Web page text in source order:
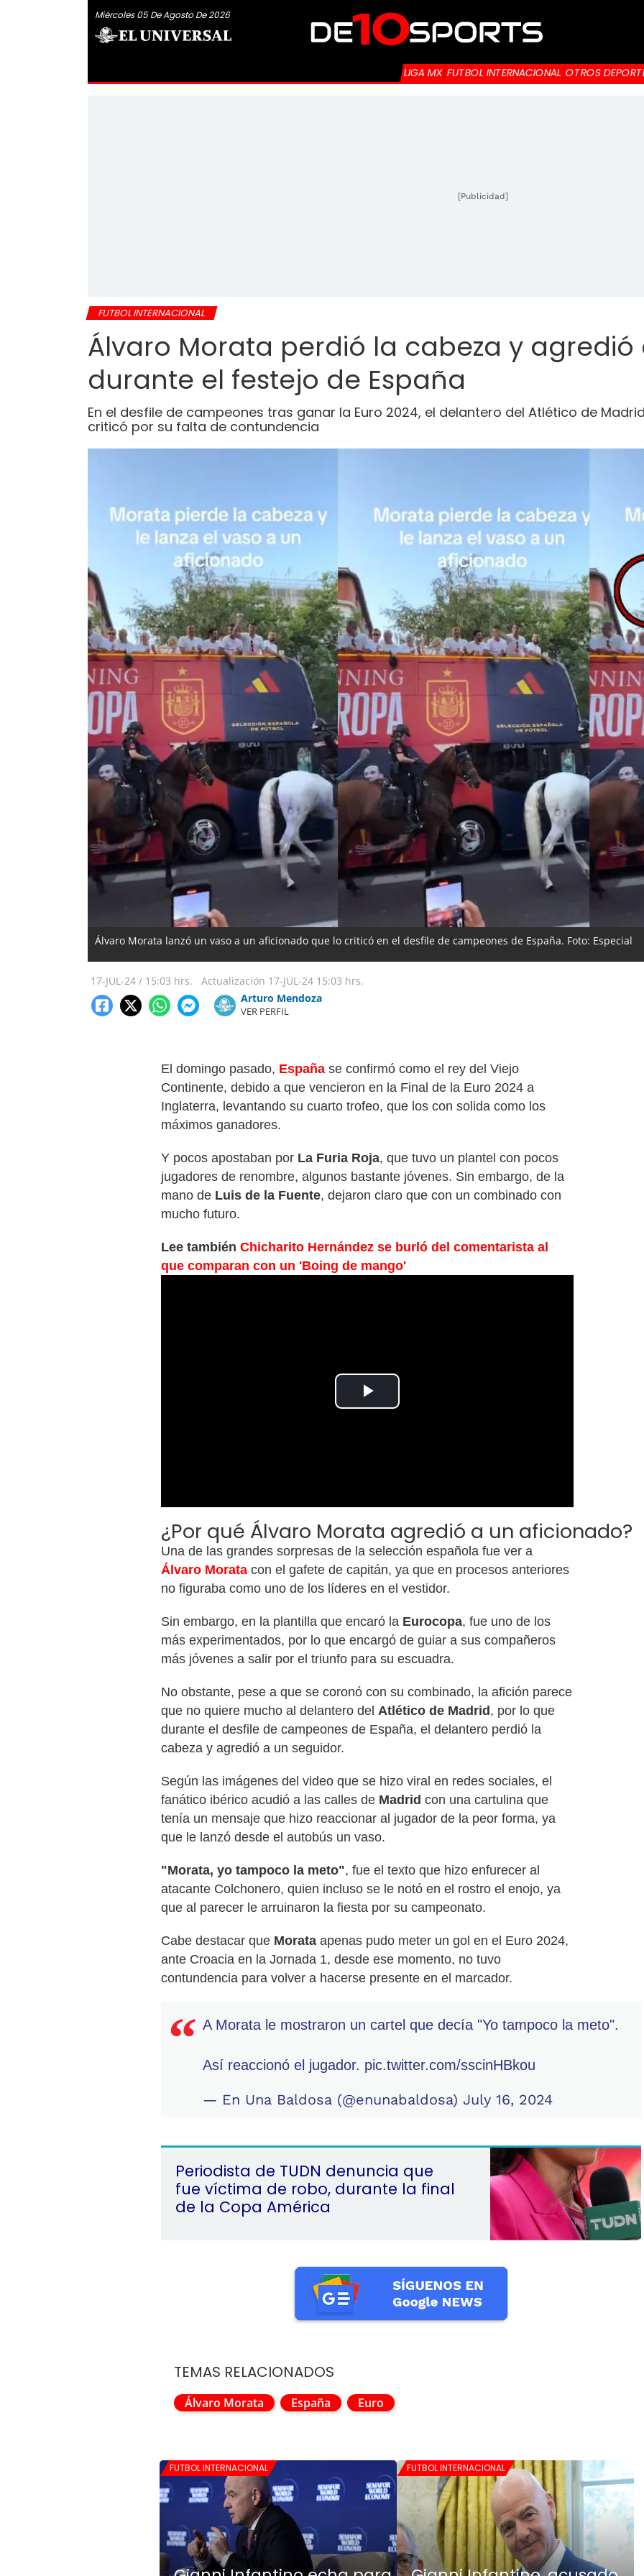
Miércoles 05 De Agosto De 2026
LIGA MX FUTBOL INTERNACIONAL OTROS
[Publicidad]
FUTBOL INTERNACIONAL
Álvaro Morata perdió la cabeza y
durante el festejo de España
En el desfile de campeones tras ganar la Euro 2024, el delantero del Atlético de
criticó por su falta de contundencia
Álvaro Morata lanzó un vaso a un aficionado que lo criticó en el desfile de campeones de España. Foto: Especial
17-JUL-24 / 15:03 hrs. Actualización 17-JUL-24 15:03 hrs.
Arturo Mendoza
VER PERFIL
El domingo pasado, España se confirmó como el rey del Viejo
Continente, debido a que vencieron en la Final de la Euro 2024 a
Inglaterra, levantando su cuarto trofeo, que los con solida como los
máximos ganadores.
Y pocos apostaban por La Furia Roja, que tuvo un plantel con pocos
jugadores de renombre, algunos bastante jóvenes. Sin embargo, de la
mano de Luis de la Fuente, dejaron claro que con un combinado con
mucho futuro.
Lee también Chicharito Hernández se burló del comentarista al
que comparan con un 'Boing de mango'
Play
¿Por qué Álvaro Morata agredió a un aficionado?
Una de las grandes sorpresas de la selección española fue ver a
Álvaro Morata con el gafete de capitán, ya que en procesos anteriores
no figuraba como uno de los líderes en el vestidor.
Sin embargo, en la plantilla que encaró la Eurocopa, fue uno de los
más experimentados, por lo que encargó de guiar a sus compañeros
más jóvenes a salir por el triunfo para su escuadra.
No obstante, pese a que se coronó con su combinado, la afición parece
que no quiere mucho al delantero del Atlético de Madrid, por lo que
durante el desfile de campeones de España, el delantero perdió la
cabeza y agredió a un seguidor.
Según las imágenes del video que se hizo viral en redes sociales, el
fanático ibérico acudió a las calles de Madrid con una cartulina que
tenía un mensaje que hizo reaccionar al jugador de la peor forma, ya
que le lanzó desde el autobús un vaso.
"Morata, yo tampoco la meto", fue el texto que hizo enfurecer al
atacante Colchonero, quien incluso se le notó en el rostro el enojo, ya
que al parecer le arruinaron la fiesta por su campeonato.
Cabe destacar que Morata apenas pudo meter un gol en el Euro 2024,
ante Croacia en la Jornada 1, desde ese momento, no tuvo
contundencia para volver a hacerse presente en el marcador.
A Morata le mostraron un cartel que decía "Yo tampoco la meto".
Así reaccionó el jugador. pic.twitter.com/sscinHBkou
— En Una Baldosa (@enunabaldosa) July 16, 2024
Periodista de TUDN denuncia que
fue víctima de robo, durante la final
de la Copa América
TEMAS RELACIONADOS
Álvaro Morata España Euro
FUTBOL INTERNACIONAL FUTBOL INTERNACIONAL